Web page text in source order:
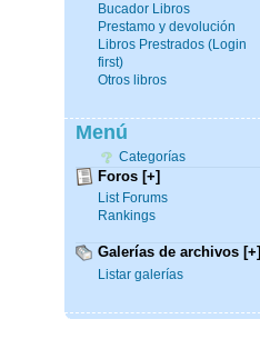
Bucador Libros
Prestamo y devolución
Libros Prestrados (Login
first)
Otros libros
Menú
Categorías
Foros [+]
List Forums
Rankings
Galerías de archivos [+]
Listar galerías